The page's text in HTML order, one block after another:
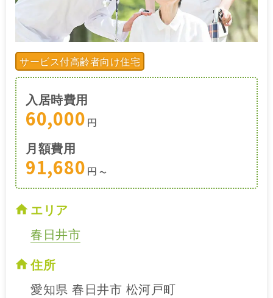
サービス付高齢者向け住宅
入居時費用
60,000 円
月額費用
91,680 円 〜
エリア
春日井市
住所
愛知県 春日井市 松河戸町